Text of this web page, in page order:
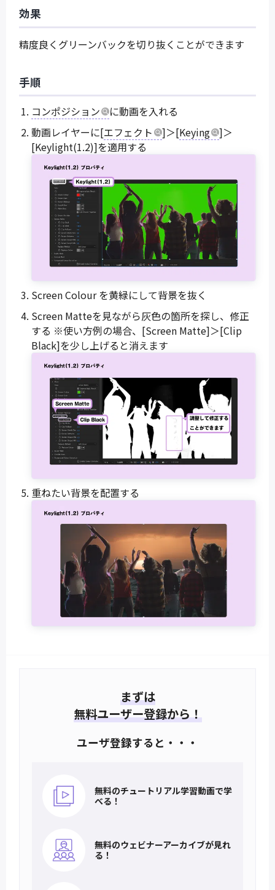
効果
精度良くグリーンバックを切り抜くことができます
手順
コンポジション
に動画を入れる
動画レイヤーに[エフェクト ]＞[Keying
]＞
[Keylight(1.2)]を適用する
Screen Colour を黄緑にして背景を抜く
Screen Matteを見ながら灰色の箇所を探し、修正
する ※使い方例の場合、[Screen Matte]＞[Clip
Black]を少し上げると消えます
重ねたい背景を配置する
まずは
無料ユーザー登録から！
ユーザ登録すると・・・
無料のチュートリアル学習動画で学
べる！
無料のウェビナーアーカイブが見れ
る！